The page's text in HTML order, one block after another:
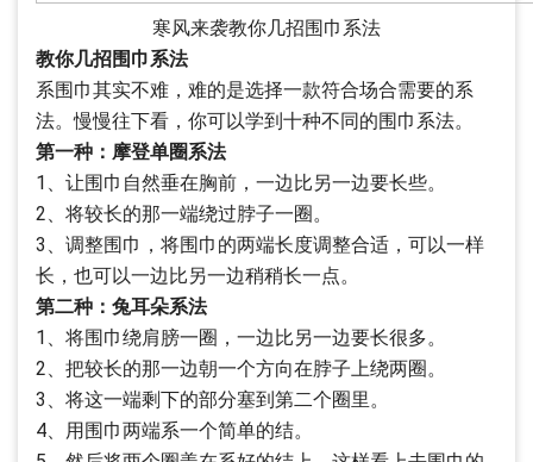
寒风来袭教你几招围巾系法
教你几招围巾系法
系围巾其实不难，难的是选择一款符合场合需要的系
法。慢慢往下看，你可以学到十种不同的围巾系法。
第一种：摩登单圈系法
1、让围巾自然垂在胸前，一边比另一边要长些。
2、将较长的那一端绕过脖子一圈。
3、调整围巾，将围巾的两端长度调整合适，可以一样
长，也可以一边比另一边稍稍长一点。
第二种：兔耳朵系法
1、将围巾绕肩膀一圈，一边比另一边要长很多。
2、把较长的那一边朝一个方向在脖子上绕两圈。
3、将这一端剩下的部分塞到第二个圈里。
4、用围巾两端系一个简单的结。